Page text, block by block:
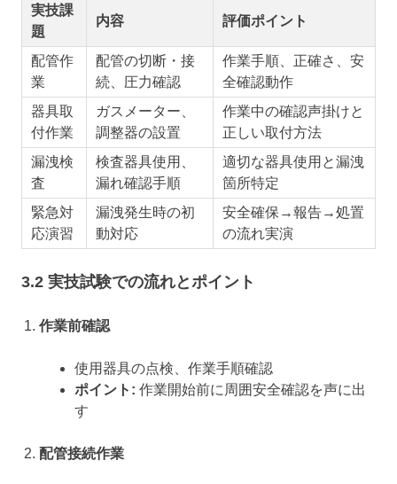
実技課
題
内容 評価ポイント
配管作
業
配管の切断・接
続、圧力確認
作業手順、正確さ、安
全確認動作
器具取
付作業
ガスメーター、
調整器の設置
作業中の確認声掛けと
正しい取付方法
漏洩検
査
検査器具使用、
漏れ確認手順
適切な器具使用と漏洩
箇所特定
緊急対
応演習
漏洩発生時の初
動対応
安全確保→報告→処置
の流れ実演
3.2 実技試験での流れとポイント
作業前確認
使用器具の点検、作業手順確認
ポイント: 作業開始前に周囲安全確認を声に出
す
配管接続作業